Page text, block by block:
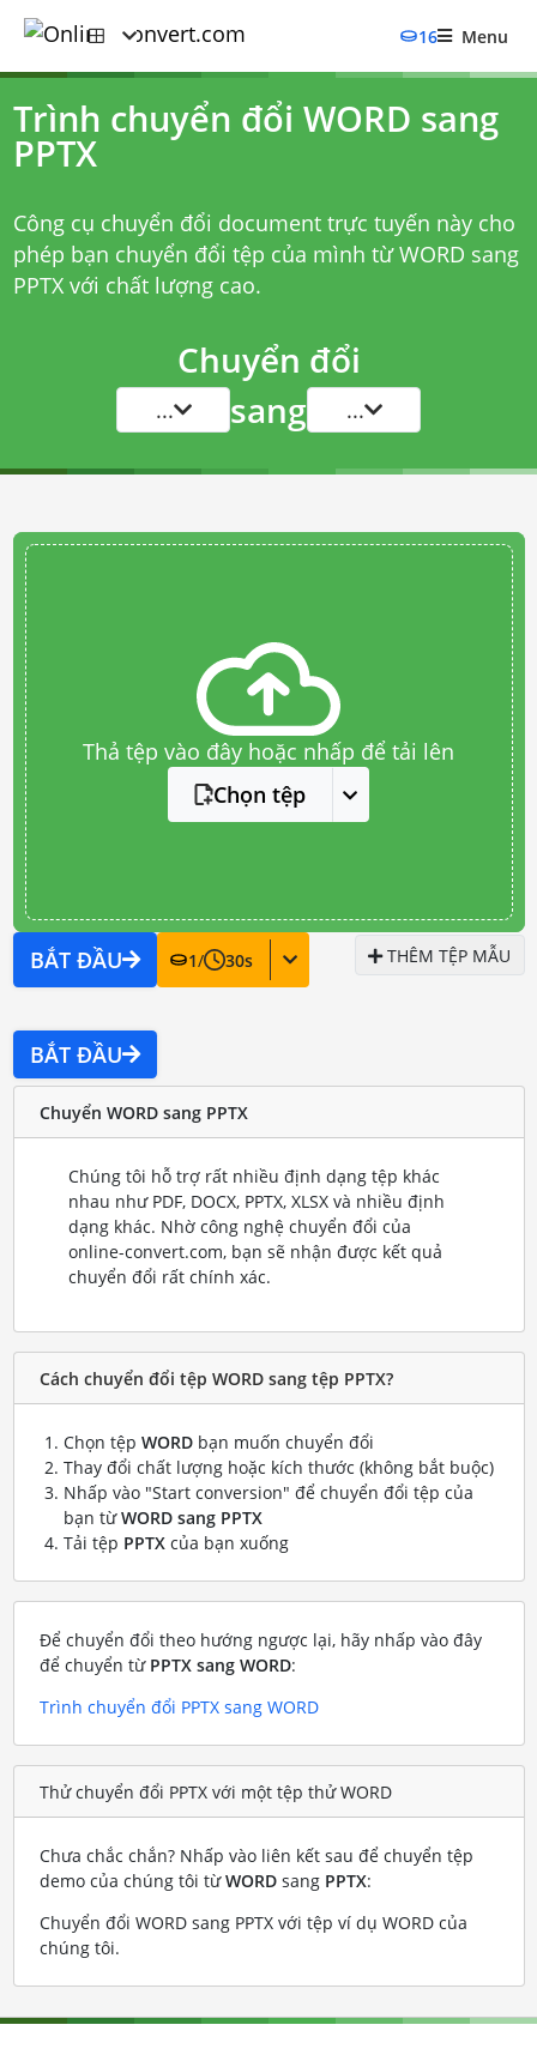
16 Menu
Trình chuyển đổi WORD sang
PPTX
Công cụ chuyển đổi document trực tuyến này cho
phép bạn chuyển đổi tệp của mình từ WORD sang
PPTX với chất lượng cao.
Chuyển đổi
... sang ...
Thả tệp vào đây hoặc nhấp để tải lên
Chọn tệp
BẮT ĐẦU 1/ 30s THÊM TỆP MẪU
BẮT ĐẦU
Chuyển WORD sang PPTX
Chúng tôi hỗ trợ rất nhiều định dạng tệp khác
nhau như PDF, DOCX, PPTX, XLSX và nhiều định
dạng khác. Nhờ công nghệ chuyển đổi của
online-convert.com, bạn sẽ nhận được kết quả
chuyển đổi rất chính xác.
Cách chuyển đổi tệp WORD sang tệp PPTX?
Chọn tệp WORDbạn muốn chuyển đổi
Thay đổi chất lượng hoặc kích thước (không bắt buộc)
Nhấp vào "Start conversion" để chuyển đổi tệp của
bạn từWORD sang PPTX
Tải tệp PPTXcủa bạn xuống
Để chuyển đổi theo hướng ngược lại, hãy nhấp vào đây
để chuyển từ PPTX sang WORD:
Trình chuyển đổi PPTX sang WORD
Thử chuyển đổi PPTX với một tệp thử WORD
Chưa chắc chắn? Nhấp vào liên kết sau để chuyển tệp
demo của chúng tôi từWORDsang PPTX:
Chuyển đổi WORD sang PPTX với tệp ví dụ WORD của
chúng tôi.